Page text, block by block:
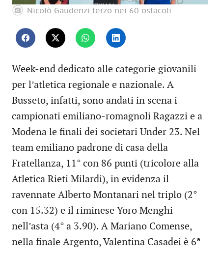
Nicolò Gaudenzi terzo nei 60 ostacoli
Week-end dedicato alle categorie giovanili
per l’atletica regionale e nazionale. A
Busseto, infatti, sono andati in scena i
campionati emiliano-romagnoli Ragazzi e a
Modena le finali dei societari Under 23. Nel
team emiliano padrone di casa della
Fratellanza, 11° con 86 punti (tricolore alla
Atletica Rieti Milardi), in evidenza il
ravennate Alberto Montanari nel triplo (2°
con 15.32) e il riminese Yoro Menghi
nell’asta (4° a 3.90). A Mariano Comense,
nella finale Argento, Valentina Casadei è 6ª